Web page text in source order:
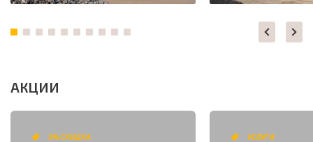
АКЦИИ
5% СКИДКА УСЛУГИ